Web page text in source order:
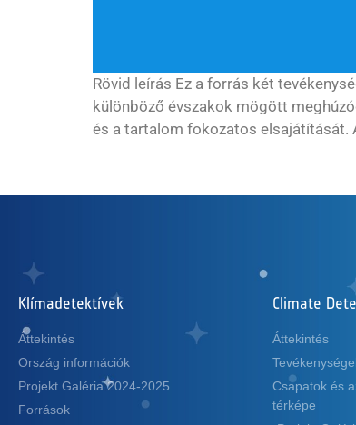
Rövid leírás Ez a forrás két
különböző évszakok mögött
és a tartalom fokozatos elsajátítását.
Klímadetektívek
Áttekintés
Ország információk
Projekt Galéria 2024-2025
Források
Climate
Áttekintés
Csapatok és
térképe